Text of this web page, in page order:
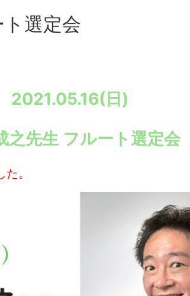
選定会
2021.05.16(日)
之先生 フルート選定会
。